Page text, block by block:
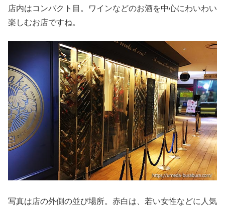
店内はコンパクト目。ワインなどのお酒を中心にわいわい
楽しむお店ですね。
写真は店の外側の並び場所。赤白は、若い女性などに人気